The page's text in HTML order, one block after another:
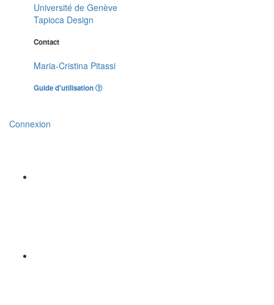
Université de Genève
Tapioca Design
Contact
Maria-Cristina Pitassi
Guide d'utilisation
Connexion